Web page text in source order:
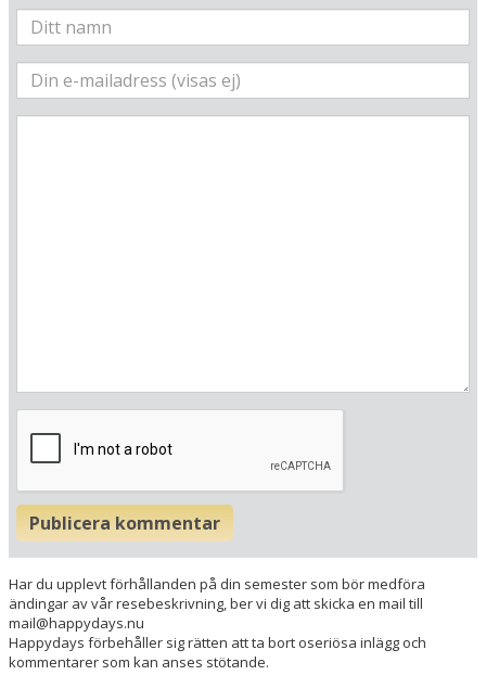
Visa alla Happydays hotell i Österrike
Flygplatser
Museer
Radie runt hotellet:
Hitta vägen till hotellet
Publicera kommentar
Har du upplevt förhållanden på din semester som bör medföra
ändingar av vår resebeskrivning, ber vi dig att skicka en mail till
mail@happydays.nu
Happydays förbehåller sig rätten att ta bort oseriösa inlägg och
kommentarer som kan anses stötande.